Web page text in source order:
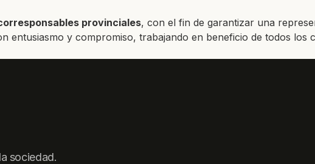
provinciales, con el fin de garantizar una
entusiasmo y compromiso, trabajando en beneficio de todos los
sociedad.